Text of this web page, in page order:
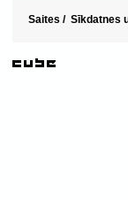
Saites / Sīkdatnes